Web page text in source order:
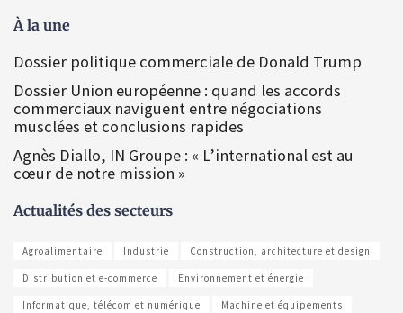
À la une
Dossier politique commerciale de Donald Trump
Dossier Union européenne : quand les accords
commerciaux naviguent entre négociations
musclées et conclusions rapides
Agnès Diallo, IN Groupe : « L’international est au
cœur de notre mission »
Actualités des secteurs
Agroalimentaire Industrie Construction, architecture et design
Distribution et e-commerce Environnement et énergie
Informatique, télécom et numérique Machine et équipements